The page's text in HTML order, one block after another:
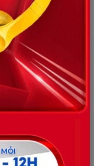
sóc như
đó.
sau